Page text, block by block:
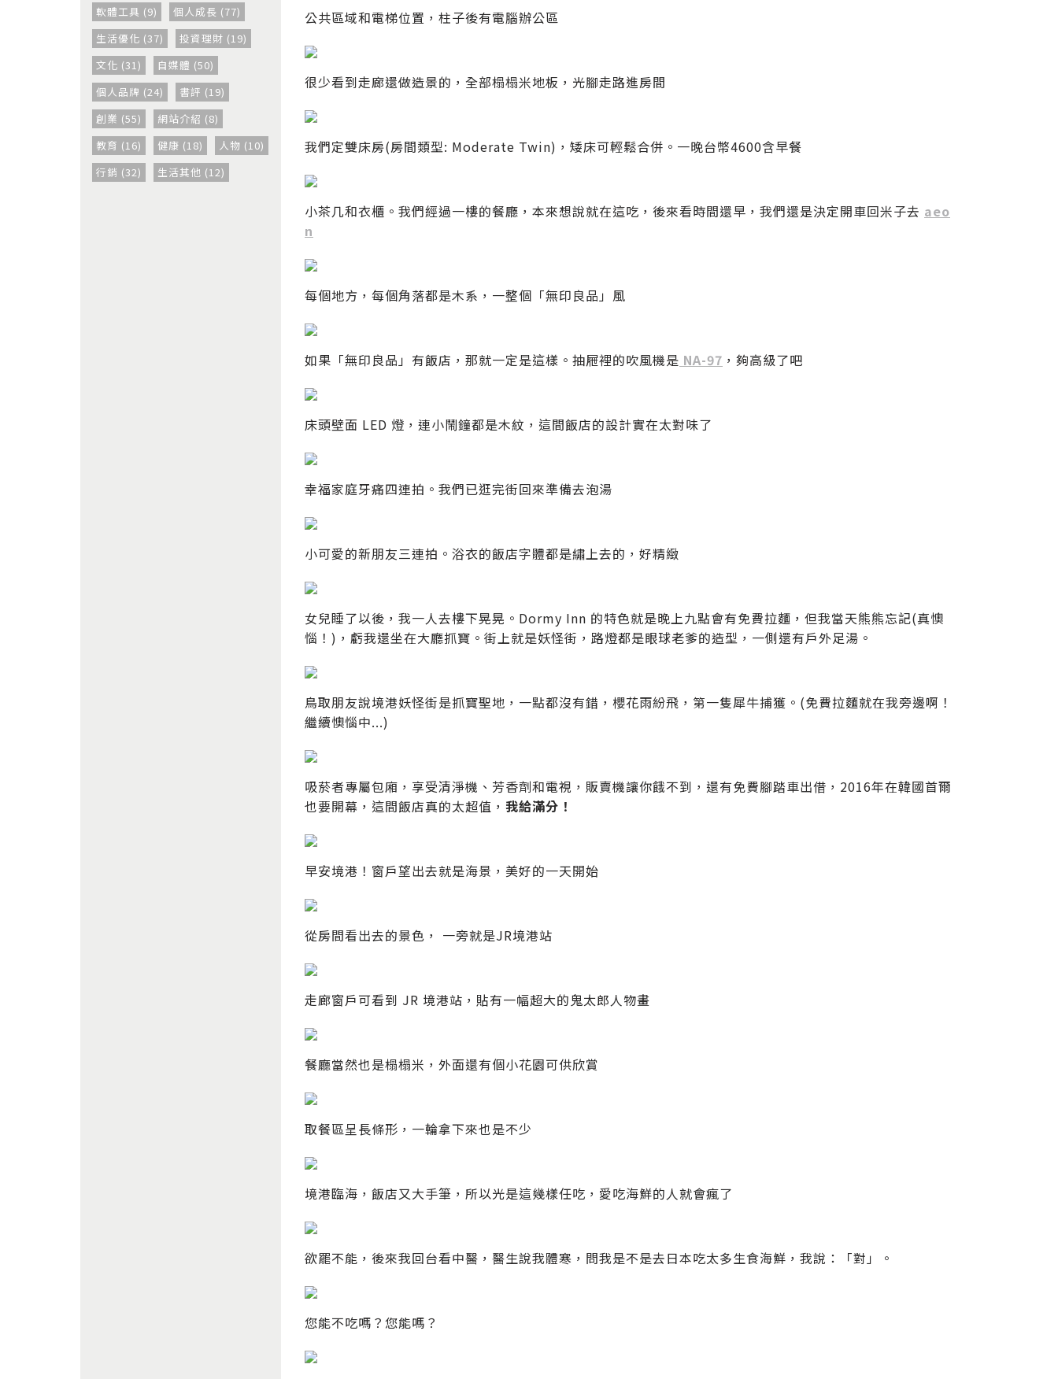
軟體工具 (9)
個人成長 (77)
生活優化 (37)
投資理財 (19)
文化 (31)
自媒體 (50)
個人品牌 (24)
書評 (19)
創業 (55)
網站介紹 (8)
教育 (16)
健康 (18)
人物 (10)
行銷 (32)
生活其他 (12)
公共區域和電梯位置，柱子後有電腦辦公區
很少看到走廊還做造景的，全部榻榻米地板，光腳走路進房間
我們定雙床房(房間類型: Moderate Twin)，矮床可輕鬆合併。一晚台幣4600含早餐
小茶几和衣櫃。我們經過一樓的餐廳，本來想說就在這吃，後來看時間還早，我們還是決定開車回米子去 aeo
n
每個地方，每個角落都是木系，一整個「無印良品」風
如果「無印良品」有飯店，那就一定是這樣。抽屜裡的吹風機是 NA-97 ，夠高級了吧
床頭壁面 LED 燈，連小鬧鐘都是木紋，這間飯店的設計實在太對味了
幸福家庭牙痛四連拍。我們已逛完街回來準備去泡湯
小可愛的新朋友三連拍。浴衣的飯店字體都是繡上去的，好精緻
女兒睡了以後，我一人去樓下晃晃。Dormy Inn 的特色就是晚上九點會有免費拉麵，但我當天熊熊忘記(真懊
惱！)，虧我還坐在大廳抓寶。街上就是妖怪街，路燈都是眼球老爹的造型，一側還有戶外足湯。
鳥取朋友說境港妖怪街是抓寶聖地，一點都沒有錯，櫻花雨紛飛，第一隻犀牛捕獲。(免費拉麵就在我旁邊啊！
繼續懊惱中...)
吸菸者專屬包廂，享受清淨機、芳香劑和電視，販賣機讓你餓不到，還有免費腳踏車出借，2016年在韓國首爾
也要開幕，這間飯店真的太超值， 我給滿分！
早安境港！窗戶望出去就是海景，美好的一天開始
從房間看出去的景色， 一旁就是JR境港站
走廊窗戶可看到 JR 境港站，貼有一幅超大的鬼太郎人物畫
餐廳當然也是榻榻米，外面還有個小花園可供欣賞
取餐區呈長條形，一輪拿下來也是不少
境港臨海，飯店又大手筆，所以光是這幾樣任吃，愛吃海鮮的人就會瘋了
欲罷不能，後來我回台看中醫，醫生說我體寒，問我是不是去日本吃太多生食海鮮，我說：「對」。
您能不吃嗎？您能嗎？